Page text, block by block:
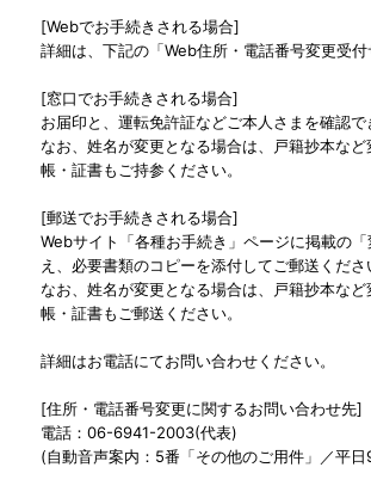
[Webでお手続きされる場合]
詳細は、下記の「Web住所・電話番号変更受
[窓口でお手続きされる場合]
お届印と、運転免許証などご本人さまを確認
なお、姓名が変更となる場合は、戸籍抄本な
帳・証書もご持参ください。
[郵送でお手続きされる場合]
Webサイト「各種お手続き」ページに掲載の
え、必要書類のコピーを添付してご郵送くださ
なお、姓名が変更となる場合は、戸籍抄本な
帳・証書もご郵送ください。
詳細はお電話にてお問い合わせください。
[住所・電話番号変更に関するお問い合わせ先]
電話：06-6941-2003(代表)
(自動音声案内：5番「その他のご用件」／平日